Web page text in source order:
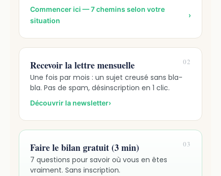
Commencer ici — 7 chemins selon votre
situation
›
02
Recevoir la lettre mensuelle
Une fois par mois : un sujet creusé sans bla-
bla. Pas de spam, désinscription en 1 clic.
Découvrir la newsletter›
03
Faire le bilan gratuit (3 min)
7 questions pour savoir où vous en êtes
vraiment. Sans inscription.